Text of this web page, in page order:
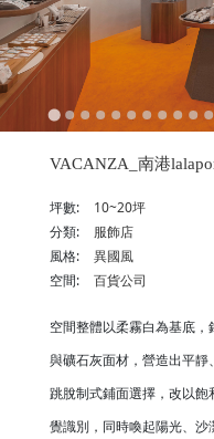
VACANZA_南港
坪數:
10~20坪
分類:
服飾店
風格:
異國風
空間:
百貨公司
空間整體以柔霧白為基底
與礦石灰面材，營造出平
跳脫制式鋪面選擇，改以
覺識別，同時喚起陽光、沙